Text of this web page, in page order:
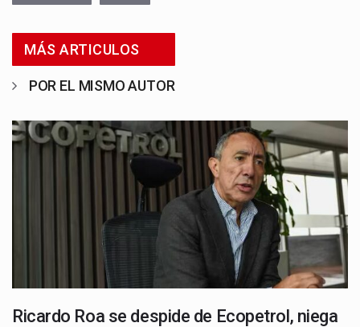
MÁS ARTICULOS
POR EL MISMO AUTOR
Ricardo Roa se despide de Ecopetrol, niega